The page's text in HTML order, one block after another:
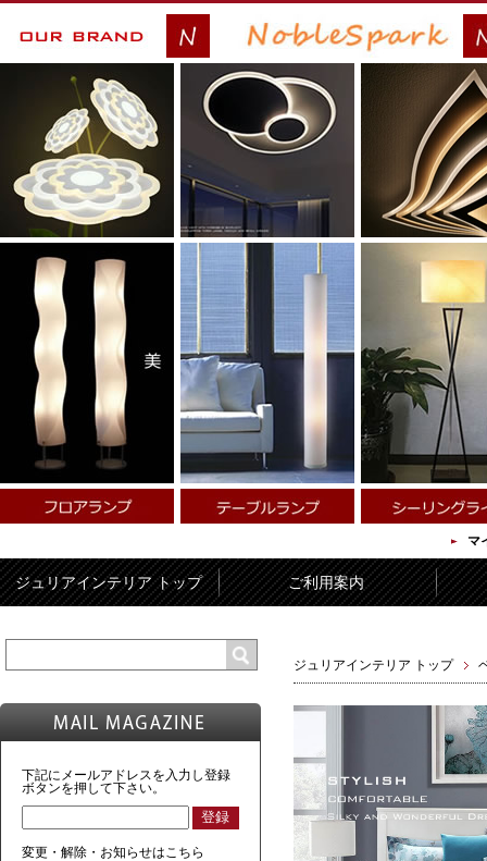
マ
ジュリアインテリア トップ ご利用案内
ジュリアインテリア トップ
下記にメールアドレスを入力し登録
ボタンを押して下さい。
変更・解除・お知らせはこちら